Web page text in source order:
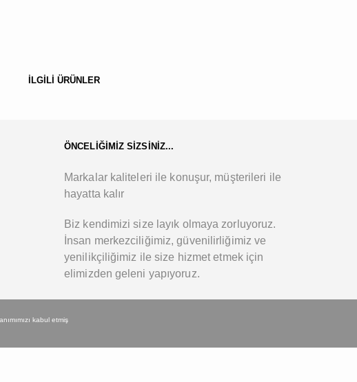
kabul etmiş
İLGİLİ ÜRÜNLER
ÖNCELİĞİMİZ SİZSİNİZ...
Markalar kaliteleri ile konuşur, müşterileri ile
hayatta kalır
Biz kendimizi size layık olmaya zorluyoruz.
İnsan merkezciliğimiz, güvenilirliğimiz ve
yenilikçiliğimiz ile size hizmet etmek için
elimizden geleni yapıyoruz.